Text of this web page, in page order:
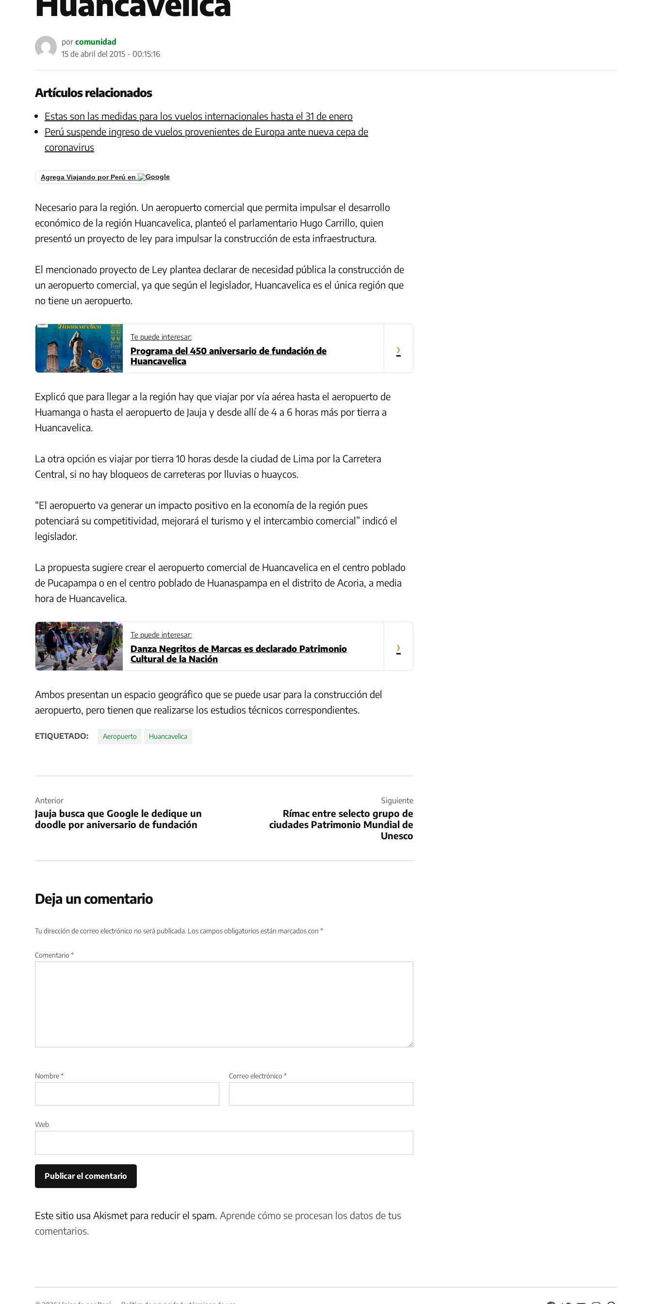
por comunidad
15 de abril del 2015 - 00:15:16
Artículos relacionados
Estas son las medidas para los vuelos internacionales hasta el 31 de enero
Perú suspende ingreso de vuelos provenientes de Europa ante nueva cepa de
coronavirus
Agrega Viajando por Perú en
Necesario para la región. Un aeropuerto comercial que permita impulsar el desarrollo
económico de la región Huancavelica, planteó el parlamentario Hugo Carrillo, quien
presentó un proyecto de ley para impulsar la construcción de esta infraestructura.
El mencionado proyecto de Ley plantea declarar de necesidad pública la construcción de
un aeropuerto comercial, ya que según el legislador, Huancavelica es el única región que
no tiene un aeropuerto.
Te puede interesar:
Programa del 450 aniversario de fundación de
Huancavelica
›
Explicó que para llegar a la región hay que viajar por vía aérea hasta el aeropuerto de
Huamanga o hasta el aeropuerto de Jauja y desde allí de 4 a 6 horas más por tierra a
Huancavelica.
La otra opción es viajar por tierra 10 horas desde la ciudad de Lima por la Carretera
Central, si no hay bloqueos de carreteras por lluvias o huaycos.
“El aeropuerto va generar un impacto positivo en la economía de la región pues
potenciará su competitividad, mejorará el turismo y el intercambio comercial” indicó el
legislador.
La propuesta sugiere crear el aeropuerto comercial de Huancavelica en el centro poblado
de Pucapampa o en el centro poblado de Huanaspampa en el distrito de Acoria, a media
hora de Huancavelica.
Te puede interesar:
Danza Negritos de Marcas es declarado Patrimonio
Cultural de la Nación
›
Ambos presentan un espacio geográfico que se puede usar para la construcción del
aeropuerto, pero tienen que realizarse los estudios técnicos correspondientes.
ETIQUETADO: Aeropuerto Huancavelica
de
entradas
Anterior
Jauja busca que Google le dedique un
doodle por aniversario de fundación
Siguiente
Rímac entre selecto grupo de
ciudades Patrimonio Mundial de
Unesco
Deja un comentario
Tu dirección de correo electrónico no será publicada. Los campos obligatorios están marcados con *
Comentario *
Nombre* Correo electrónico *
Web
Este sitio usa Akismet para reducir el spam. Aprende cómo se procesan los datos de tus
comentarios.